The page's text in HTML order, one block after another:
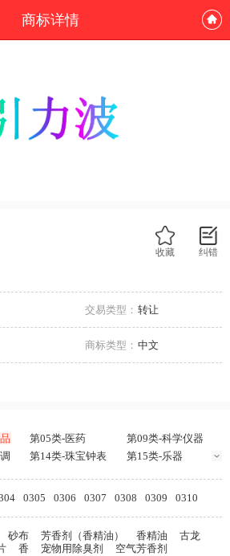
商标详情
纠错
收藏
交易类型： 转让
商标类型： 中文
第05类-医药
第09类-科学仪器
第14类-珠宝钟表
第15类-乐器
0305 0306 0307 0308 0309 0310
砂布 芳香剂（香精油） 香精油
古龙
香 宠物用除臭剂 空气芳香剂